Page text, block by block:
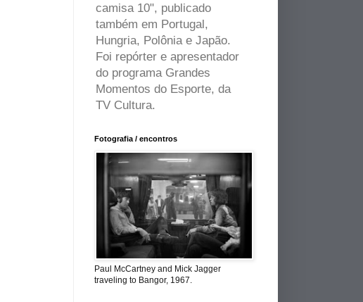
camisa 10", publicado
também em Portugal,
Hungria, Polônia e Japão.
Foi repórter e apresentador
do programa Grandes
Momentos do Esporte, da
TV Cultura.
Fotografia / encontros
Paul McCartney and Mick Jagger
traveling to Bangor, 1967.